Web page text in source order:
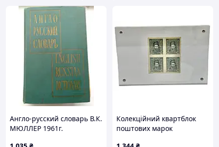
Англо-русский словарь В.К.
МЮЛЛЕР 1961г.
Колекційний квартблок
поштових марок